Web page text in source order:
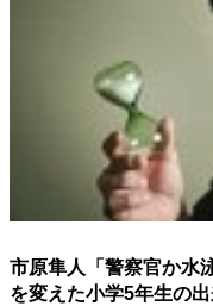
市原隼人「警察官か水
を変えた小学5年生の